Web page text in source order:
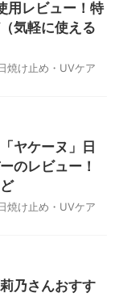
用レビュー！特
気軽に使える
焼け止め・UVケア
ヤケーヌ」日
のレビュー！
焼け止め・UVケア
乃さんおすす